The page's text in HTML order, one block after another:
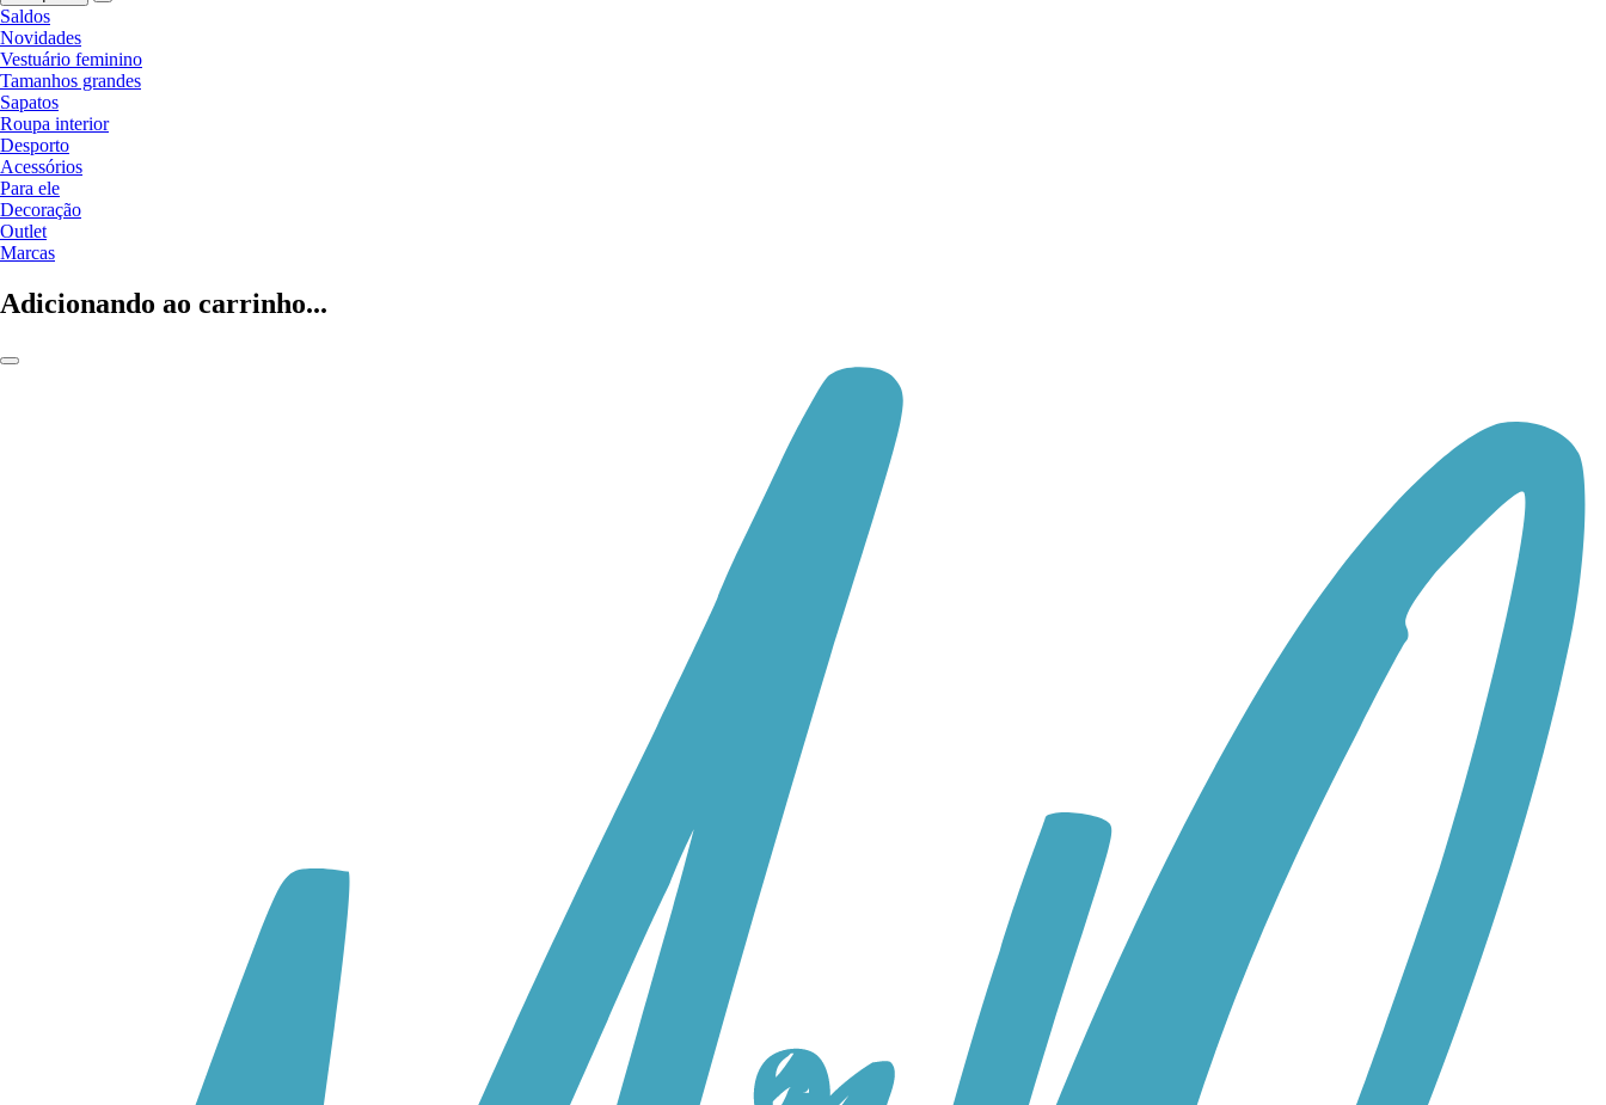
Saldos
Novidades
Vestuário feminino
Tamanhos grandes
Sapatos
Roupa interior
Desporto
Acessórios
Para ele
Decoração
Outlet
Marcas
Adicionando ao carrinho...